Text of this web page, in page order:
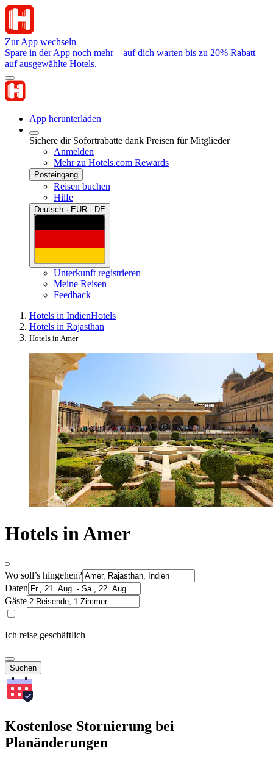
Zur App wechseln
Spare in der App noch mehr – auf dich warten bis zu 20% Rabatt
auf ausgewählte Hotels.
App herunterladen
Sichere dir Sofortrabatte dank Preisen für Mitglieder
Anmelden
Mehr zu Hotels.com Rewards
Posteingang
Reisen buchen
Hilfe
Deutsch · EUR · DE
Unterkunft registrieren
Meine Reisen
Feedback
Hotels in IndienHotels
Hotels in Rajasthan
Hotels in Amer
Hotels in Amer
Wo soll’s hingehen?
Daten
Gäste
Ich reise geschäftlich
Suchen
Kostenlose Stornierung bei
Planänderungen